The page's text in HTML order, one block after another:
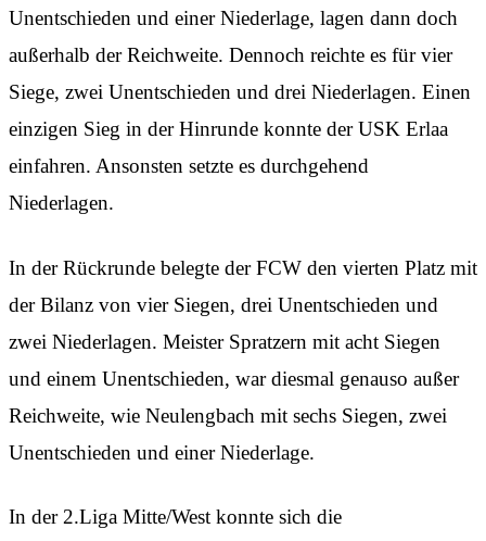
Unentschieden und einer Niederlage, lagen dann doch
außerhalb der Reichweite. Dennoch reichte es für vier
Siege, zwei Unentschieden und drei Niederlagen. Einen
einzigen Sieg in der Hinrunde konnte der USK Erlaa
einfahren. Ansonsten setzte es durchgehend
Niederlagen.
In der Rückrunde belegte der FCW den vierten Platz mit
der Bilanz von vier Siegen, drei Unentschieden und
zwei Niederlagen. Meister Spratzern mit acht Siegen
und einem Unentschieden, war diesmal genauso außer
Reichweite, wie Neulengbach mit sechs Siegen, zwei
Unentschieden und einer Niederlage.
In der 2.Liga Mitte/West konnte sich die